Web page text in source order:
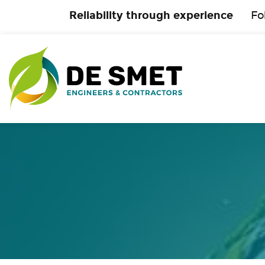
Reliability through experience